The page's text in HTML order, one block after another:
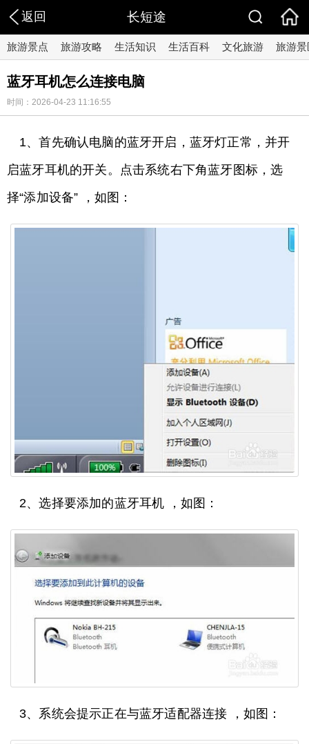
返回 长短途
旅游景点 旅游攻略 生活知识 生活百科 文化旅游 旅游景
蓝牙耳机怎么连接电脑
时间：2026-04-23 11:16:55
1、首先确认电脑的蓝牙开启，蓝牙灯正常，并开
启蓝牙耳机的开关。点击系统右下角蓝牙图标，选
择“添加设备” ，如图：
2、选择要添加的蓝牙耳机 ，如图：
3、系统会提示正在与蓝牙适配器连接 ，如图：